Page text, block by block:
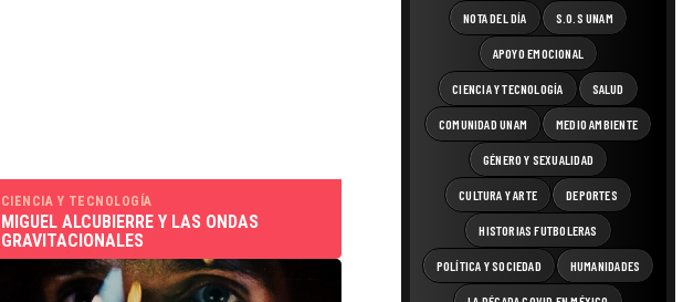
NOTA DEL DÍA S.O.S UNAM
APOYO EMOCIONAL
CIENCIA Y TECNOLOGÍA SALUD
COMUNIDAD UNAM MEDIO AMBIENTE
GÉNERO Y SEXUALIDAD
CULTURA Y ARTE DEPORTES
HISTORIAS FUTBOLERAS
POLÍTICA Y SOCIEDAD HUMANIDADES
CIENCIA Y TECNOLOGÍA
MIGUEL ALCUBIERRE Y LAS ONDAS
GRAVITACIONALES